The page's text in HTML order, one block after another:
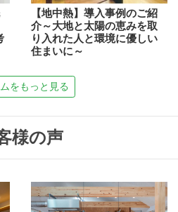
【地中熱】導入事例のご紹
介～大地と太陽の恵みを取
り入れた人と環境に優しい
住まいに～
をもっと見る
様の声